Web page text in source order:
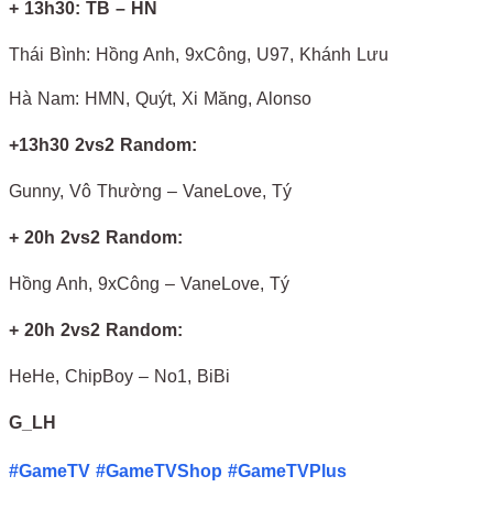
+ 13h30: TB – HN
Thái Bình: Hồng Anh, 9xCông, U97, Khánh Lưu
Hà Nam: HMN, Quýt, Xi Măng, Alonso
+13h30 2vs2 Random:
Gunny, Vô Thường – VaneLove, Tý
+ 20h 2vs2 Random:
Hồng Anh, 9xCông – VaneLove, Tý
+ 20h 2vs2 Random:
HeHe, ChipBoy – No1, BiBi
G_LH
#GameTV #GameTVShop #GameTVPlus